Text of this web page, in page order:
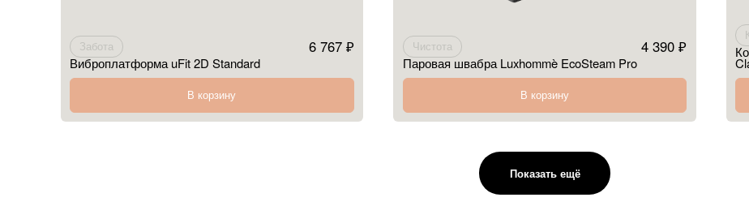
Забота
Виброплатформа uFit 2D Standard
6 767 ₽
В корзину
Чистота
Паровая швабра Luxhommè EcoSteam Pro
4 390 ₽
В корзину
Показать ещё